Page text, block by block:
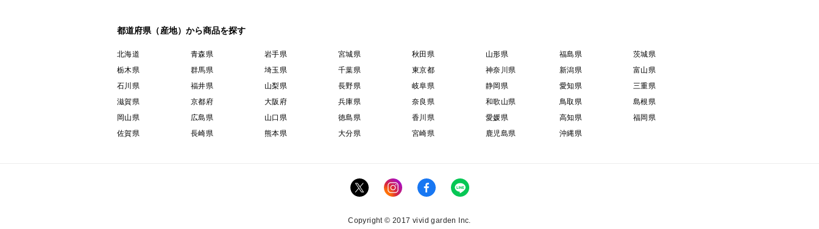
都道府県（産地）から商品を探す
北海道 青森県 岩手県 宮城県 秋田県 山形県 福島県
茨城県
栃木県
群馬県 埼玉県 千葉県 東京都 神奈川県 新潟県
富山県
石川県
福井県 山梨県 長野県 岐阜県 静岡県 愛知県
三重県
滋賀県
京都府 大阪府 兵庫県 奈良県 和歌山県 鳥取県
島根県
岡山県
広島県 山口県 徳島県 香川県 愛媛県 高知県
福岡県
佐賀県
長崎県 熊本県 大分県 宮崎県 鹿児島県 沖縄県
Copyright © 2017 vivid garden Inc.